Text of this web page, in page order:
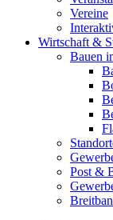
Vereine
Wirtschaft &
Bauen
Post &